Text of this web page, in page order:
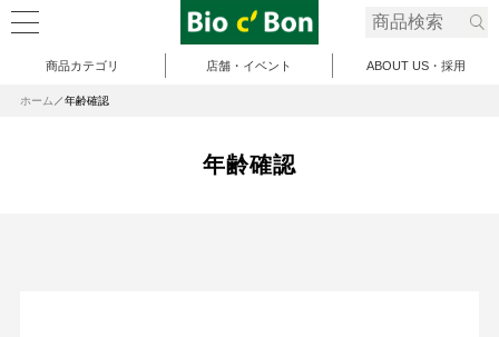
商品カテゴリ 店舗・イベント ABOUT US・採用
ホーム 年齢確認
年齢確認